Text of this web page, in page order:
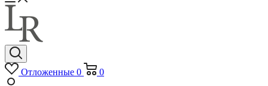
Отложенные 0 0